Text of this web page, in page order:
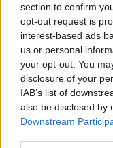
section to confirm
opt-out request is
interest-based ads
us or personal
your opt-out. You
disclosure of your
IAB’s list of
also be disclosed by
Downstream
11 Scozia
5 Italia
3 Galles